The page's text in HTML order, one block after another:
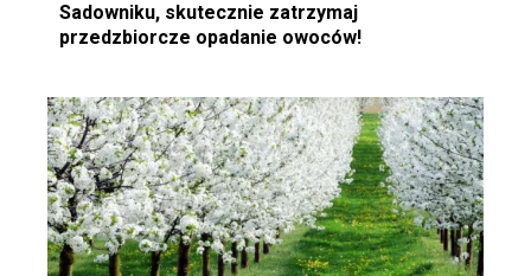
Sadowniku, skutecznie zatrzymaj
przedzbiorcze opadanie owoców!